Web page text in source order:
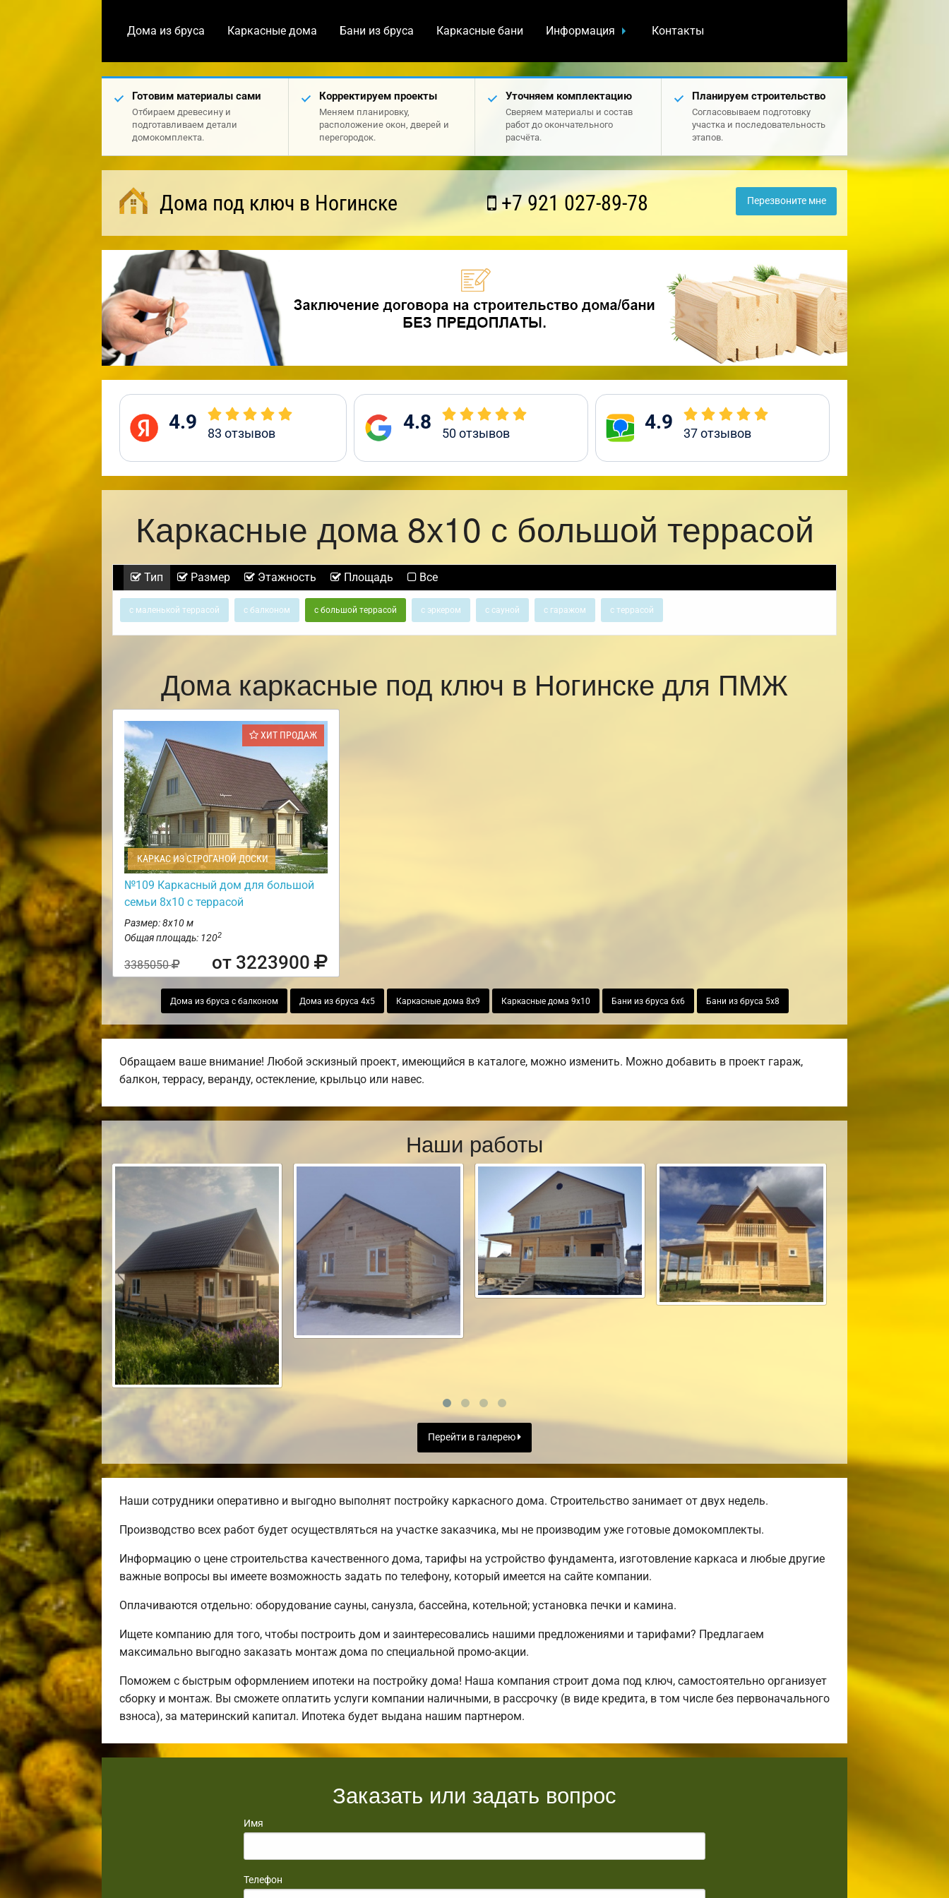
Дома из бруса Каркасные дома Бани из бруса Каркасные бани Информация Контакты
Готовим материалы сами
Отбираем древесину и
подготавливаем детали
домокомплекта.
Корректируем проекты
Меняем планировку,
расположение окон, дверей и
перегородок.
Уточняем комплектацию
Сверяем материалы и состав
работ до окончательного
расчёта.
Планируем строительство
Согласовываем подготовку
участка и последовательность
этапов.
Дома под ключ в Ногинске +7 921 027-89-78 Перезвоните мне
4.9 83 отзывов 4.8 50отзывов 4.9 37отзывов
Каркасные дома 8х10 с большой террасой
Тип Размер Этажность Площадь Все
с маленькой террасой с балконом с большой террасой с эркером с сауной с гаражом с террасой
Дома каркасные под ключ в Ногинске для ПМЖ
ХИТ ПРОДАЖ
КАРКАС ИЗ СТРОГАНОЙ ДОСКИ
№109 Каркасный дом для большой
семьи 8х10 с террасой
Размер: 8х10 м
Общая площадь: 1202
3385050 от 3223900
Дома из бруса с балконом Дома из бруса 4х5 Каркасные дома 8х9 Каркасные дома 9х10 Бани из бруса 6х6 Бани из бруса 5х8
Обращаем ваше внимание! Любой эскизный проект, имеющийся в каталоге, можно изменить. Можно добавить в проект гараж,
балкон, террасу, веранду, остекление, крыльцо или навес.
Наши работы
Перейти в галерею
Наши сотрудники оперативно и выгодно выполнят постройку каркасного дома. Строительство занимает от двух недель.
Производство всех работ будет осуществляться на участке заказчика, мы не производим уже готовые домокомплекты.
Информацию о цене строительства качественного дома, тарифы на устройство фундамента, изготовление каркаса и любые другие
важные вопросы вы имеете возможность задать по телефону, который имеется на сайте компании.
Оплачиваются отдельно: оборудование сауны, санузла, бассейна, котельной; установка печки и камина.
Ищете компанию для того, чтобы построить дом и заинтересовались нашими предложениями и тарифами? Предлагаем
максимально выгодно заказать монтаж дома по специальной промо-акции.
Поможем с быстрым оформлением ипотеки на постройку дома! Наша компания строит дома под ключ, самостоятельно организует
сборку и монтаж. Вы сможете оплатить услуги компании наличными, в рассрочку (в виде кредита, в том числе без первоначального
взноса), за материнский капитал. Ипотека будет выдана нашим партнером.
Заказать или задать вопрос
Имя
Телефон